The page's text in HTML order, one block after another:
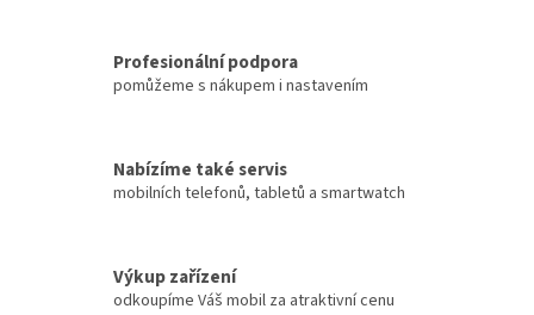
Profesionální podpora
pomůžeme s nákupem i nastavením
Nabízíme také servis
mobilních telefonů, tabletů a smartwatch
Výkup zařízení
odkoupíme Váš mobil za atraktivní cenu